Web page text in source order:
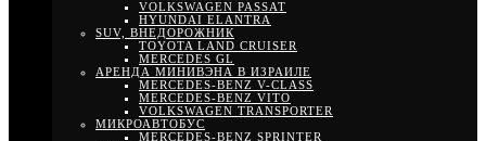
VOLKSWAGEN PASSAT
HYUNDAI ELANTRA
SUV, ВНЕДОРОЖНИК
TOYOTA LAND CRUISER
MERCEDES GL
АРЕНДА МИНИВЭНА В ИЗРАИЛЕ
MERCEDES-BENZ V-CLASS
MERCEDES-BENZ VITO
VOLKSWAGEN TRANSPORTER
МИКРОАВТОБУС
MERCEDES-BENZ SPRINTER